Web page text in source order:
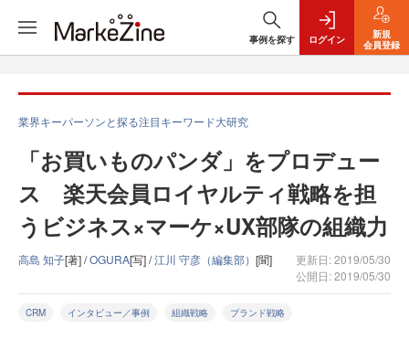
事例を探す ログイン
新規
会員登録
業界キーパーソンと探る注目キーワード大研究
「お買いものパンダ」をプロデュー
ス 楽天会員ロイヤルティ戦略を担
うビジネス×マーケ×UX部隊の組織力
高島 知子[著] /OGURA[写] /江川 守彦（編集部） [聞]
更新日: 2019/05/30
公開日: 2019/05/30
CRM インタビュー／事例 組織戦略 ブランド戦略